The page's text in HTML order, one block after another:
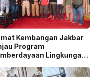
Kembangan Jakbar
Program
Lingkungan